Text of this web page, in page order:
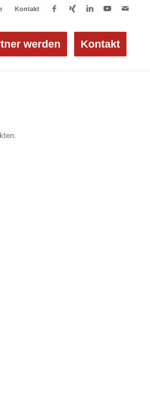
Kontakt
werden Kontakt